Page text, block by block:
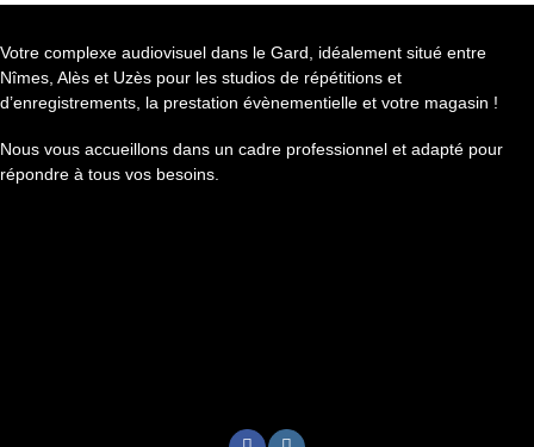
Votre complexe audiovisuel dans le Gard, idéalement situé entre
Nîmes, Alès et Uzès pour les studios de répétitions et
d’enregistrements, la prestation évènementielle et votre magasin !
Nous vous accueillons dans un cadre professionnel et adapté pour
répondre à tous vos besoins.